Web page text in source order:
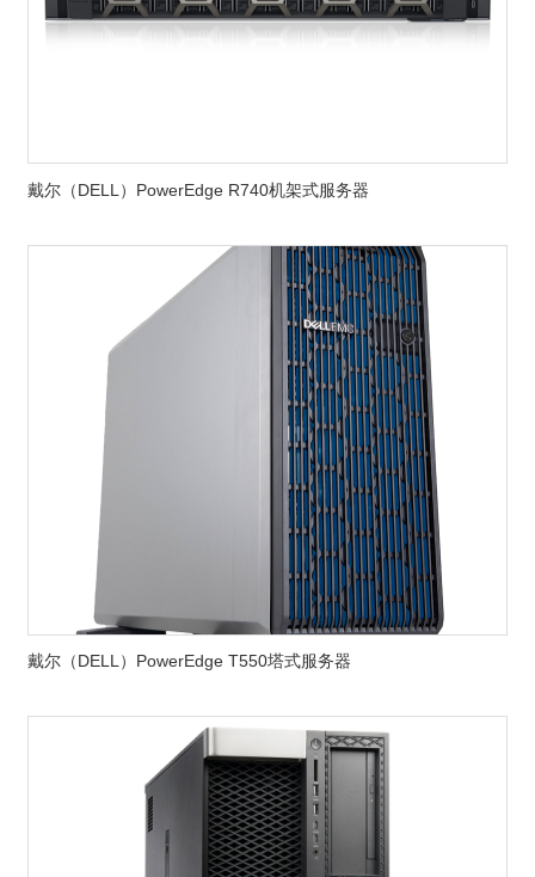
戴尔（DELL）PowerEdge R740机架式服务器
戴尔（DELL）PowerEdge T550塔式服务器